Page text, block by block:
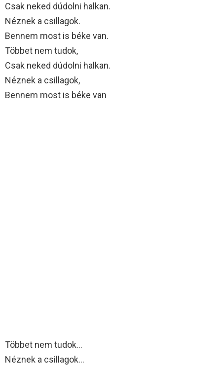
Csak neked dúdolni halkan.
Néznek a csillagok.
Bennem most is béke van.
Többet nem tudok,
Csak neked dúdolni halkan.
Néznek a csillagok,
Bennem most is béke van
Többet nem tudok…
Néznek a csillagok…